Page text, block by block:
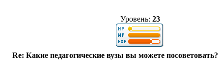
Уровень: 23
Re: Какие педагогические вузы вы можете посоветовать?